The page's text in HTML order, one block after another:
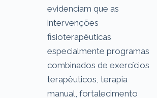
evidenciam que as
intervenções
fisioterapêuticas
especialmente programas
combinados de exercícios
terapêuticos, terapia
manual, fortalecimento